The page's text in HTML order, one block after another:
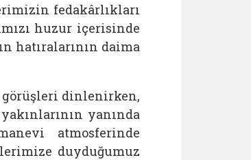
fedakârlıkları
huzur içerisinde
hatıralarının daima
dinlenirken,
yanında
atmosferinde
duyduğumuz